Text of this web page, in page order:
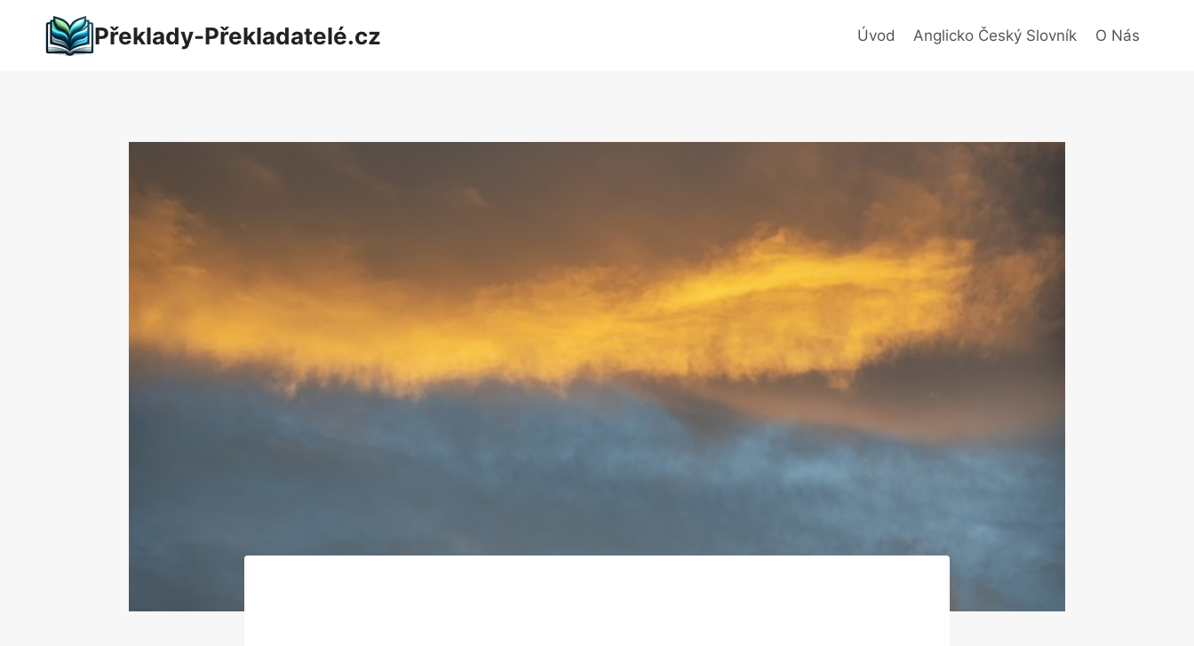
Překlady-Překladatelé.cz Úvod Anglicko Český Slovník O Nás